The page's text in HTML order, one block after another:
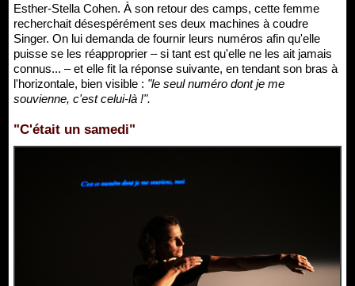
Esther-Stella Cohen. À son retour des camps, cette femme
recherchait désespérément ses deux machines à coudre
Singer. On lui demanda de fournir leurs numéros afin qu'elle
puisse se les réapproprier – si tant est qu'elle ne les ait jamais
connus... – et elle fit la réponse suivante, en tendant son bras à
l'horizontale, bien visible : "le seul numéro dont je me
souvienne, c'est celui-là !".
"C'était un samedi"